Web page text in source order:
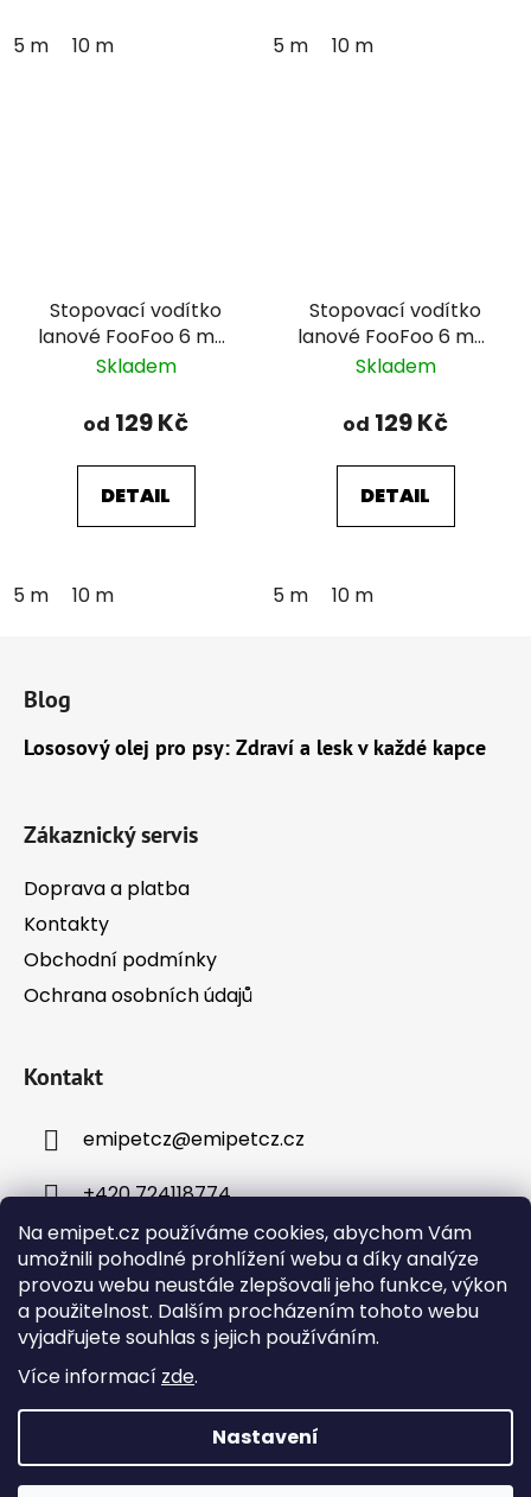
Na emipet.cz používáme cookies, abychom Vám
umožnili pohodlné prohlížení webu a díky analýze
provozu webu neustále zlepšovali jeho funkce, výkon
a použitelnost. Dalším procházením tohoto webu
vyjadřujete souhlas s jejich používáním.
Více informací zde.
Nastavení
Objednávky přijaté v pracovní dny do 12:00 budou
5 m 10 m 5 m 10 m
Stopovací vodítko
lanové FooFoo 6 mm
- žluté
Skladem
od 129 Kč
DETAIL
5 m 10 m
Stopovací vodítko
lanové FooFoo 6 mm
- červené
Skladem
od 129 Kč
DETAIL
5 m 10 m
Blog
Lososový olej pro psy: Zdraví a lesk v každé kapce
Zákaznický servis
Doprava a platba
Kontakty
Obchodní podmínky
Ochrana osobních údajů
Kontakt
emipetcz@emipetcz.cz
+420 724118774
Instagram
Vytvořil Shoptet